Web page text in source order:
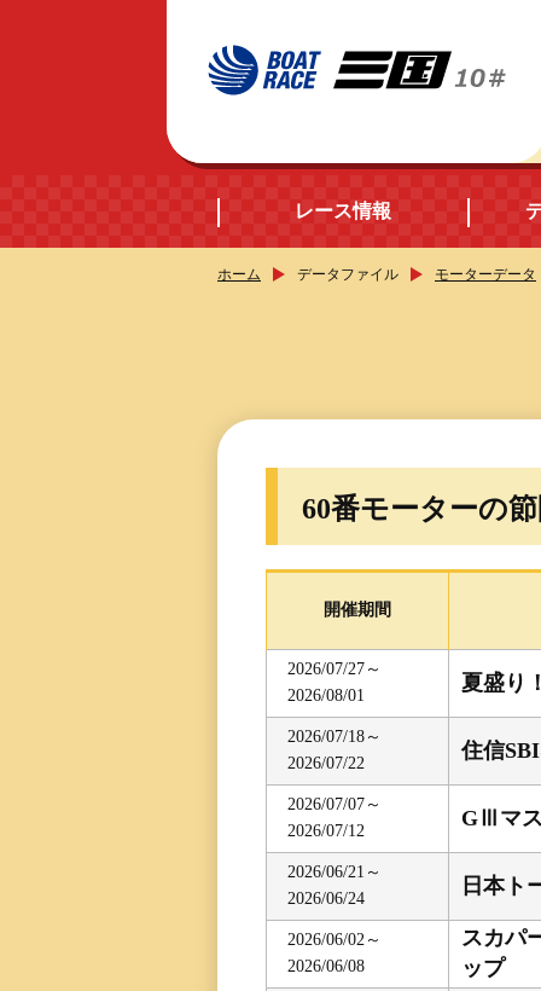
レース情報
レース展望
レース一覧
出走表・前日予想
モーター抽選結果・
前検タイムランキン
得点率ランキング
進入コース別選手成
ホーム データファイル モーターデータ
60番モーターの
開催期間
2026/07/27～
2026/08/01
夏盛り
2026/07/18～
2026/07/22
住信
2026/07/07～
2026/07/12
GⅢマ
2026/06/21～
2026/06/24
日本ト
2026/06/02～
2026/06/08
スカパ
ップ